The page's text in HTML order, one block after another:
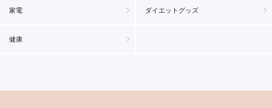
家電 ダイエットグッズ
健康